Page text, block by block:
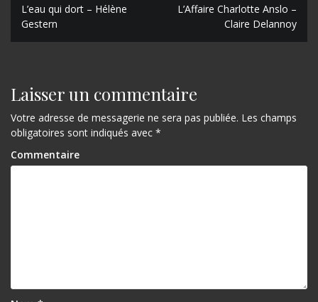
N
a
i
g
a
t
L’eau qui dort – Hélène
Gestern
L’Affaire Charlotte Anslo –
Claire Delannoy
Laisser un commentaire
Votre adresse de messagerie ne sera pas publiée. Les champs
obligatoires sont indiqués avec *
Commentaire